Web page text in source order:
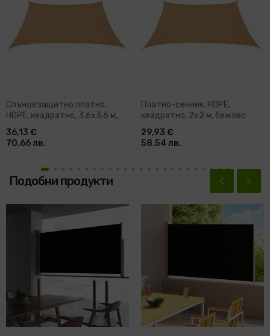
Слънцезащитно платно,
HDPE, квадратно, 3.6x3.6 м,
бежово
36,13 €
70.66 лв.
Платно-сенник, HDPE,
квадратно, 2x2 м, бежово
29,93 €
58.54 лв.
Подобни продукти